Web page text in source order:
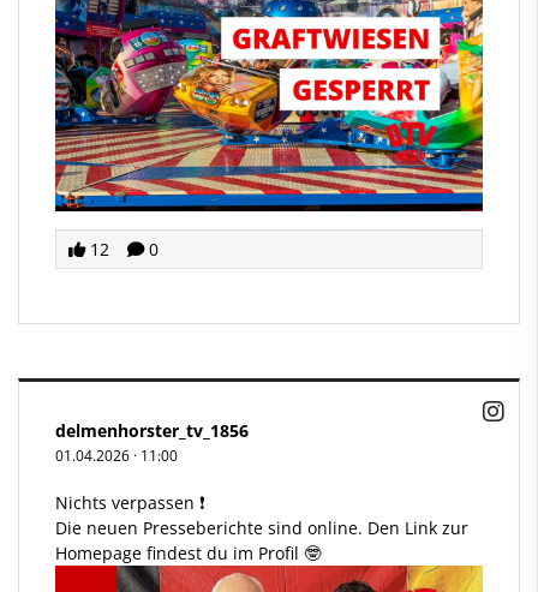
12 0
delmenhorster_tv_1856
01.04.2026 · 11:00
Nichts verpassen ❗️
Die neuen Presseberichte sind online. Den Link zur
Homepage findest du im Profil 🤓